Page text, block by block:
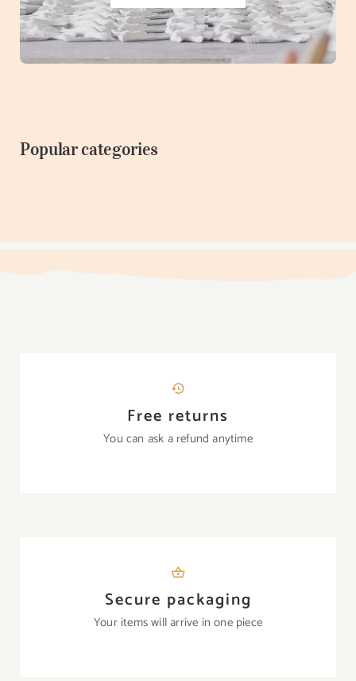
Popular categories
Free returns
You can ask a refund anytime
Secure packaging
Your items will arrive in one piece